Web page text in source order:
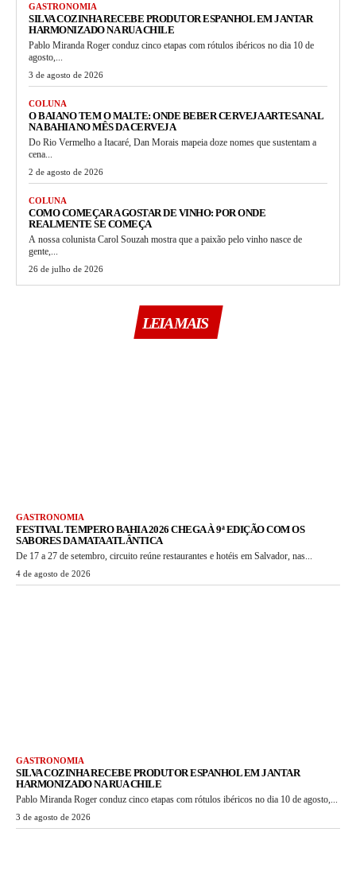
GASTRONOMIA
SILVA COZINHA RECEBE PRODUTOR ESPANHOL EM JANTAR
HARMONIZADO NA RUA CHILE
Pablo Miranda Roger conduz cinco etapas com rótulos ibéricos no dia 10 de
agosto,...
3 de agosto de 2026
COLUNA
O BAIANO TEM O MALTE: ONDE BEBER CERVEJA ARTESANAL
NA BAHIA NO MÊS DA CERVEJA
Do Rio Vermelho a Itacaré, Dan Morais mapeia doze nomes que sustentam a
cena...
2 de agosto de 2026
COLUNA
COMO COMEÇAR A GOSTAR DE VINHO: POR ONDE
REALMENTE SE COMEÇA
A nossa colunista Carol Souzah mostra que a paixão pelo vinho nasce de
gente,...
26 de julho de 2026
LEIA MAIS
GASTRONOMIA
FESTIVAL TEMPERO BAHIA 2026 CHEGA À 9ª EDIÇÃO COM OS
SABORES DA MATA ATLÂNTICA
De 17 a 27 de setembro, circuito reúne restaurantes e hotéis em Salvador, nas...
4 de agosto de 2026
GASTRONOMIA
SILVA COZINHA RECEBE PRODUTOR ESPANHOL EM JANTAR
HARMONIZADO NA RUA CHILE
Pablo Miranda Roger conduz cinco etapas com rótulos ibéricos no dia 10 de agosto,...
3 de agosto de 2026